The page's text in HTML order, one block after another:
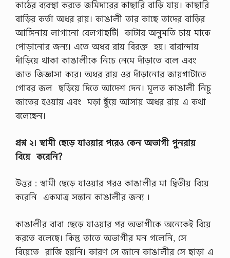
কাঠের ব্যবস্থা করতে জমিদারের কাছারি বাড়ি যায়। কাছারি
বাড়ির কর্তা অধর রায়। কাঙালী তার কাছে তাদের বাড়ির
আঙ্গিনায় লাগানাে বেলগাছটি| কাটার অনুমতি চায় মাকে
পােড়ানাের জন্য। এতে অধর রায় বিরক্ত হয়। বারান্দায়
দাঁড়িয়ে থাকা কাঙালীকে নিচে নেমে দাঁড়াতে বলে এবং
জাত জিজ্ঞাসা করে। অধর রায় ওর দাঁড়ানাের জায়গাটাতে
গােবর জল ছড়িয়ে দিতে আদেশ দেন। মূলত কাঙালী নিচু
জাতের হওয়ায় এবং মড়া ছুঁয়ে আসায় অধর রায় এ কথা
বলেছেন।
প্রশ্ন ২। স্বামী ছেড়ে যাওয়ার পরেও কেন অভাগী পুনরায়
বিয়ে করেনি?
উত্তর : স্বামী ছেড়ে যাওয়ার পরও কাঙালীর মা দ্বিতীয় বিয়ে
করেনি একমাত্র সন্তান কাঙালীর জন্য ।
কাঙালীর বাবা ছেড়ে যাওয়ার পর অভাগীকে অনেকেই বিয়ে
করতে বলেছে। কিন্তু তাতে অভাগীর মন গলেনি, সে
বিয়েতে রাজি হয়নি। কারণ সে জানে কাঙালীর সে ছাড়া এ